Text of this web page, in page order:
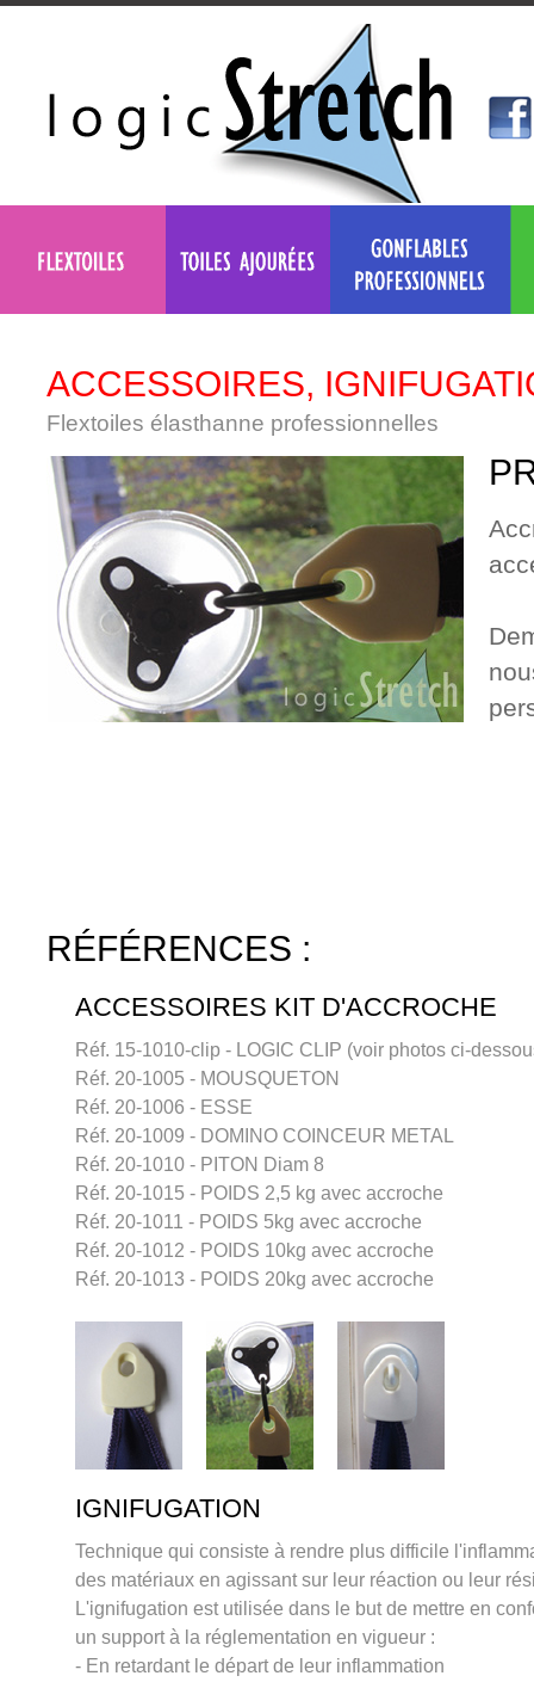
ACCESSOIRES,
Flextoiles élasthanne professionnelles
RÉFÉRENCES :
ACCESSOIRES KIT D'ACCROCHE
Réf. 15-1010-clip - LOGIC CLIP (voir photos ci-
Réf. 20-1005 - MOUSQUETON
Réf. 20-1006 - ESSE
Réf. 20-1009 - DOMINO COINCEUR METAL
Réf. 20-1010 - PITON Diam 8
Réf. 20-1015 - POIDS 2,5 kg avec accroche
Réf. 20-1011 - POIDS 5kg avec accroche
Réf. 20-1012 - POIDS 10kg avec accroche
Réf. 20-1013 - POIDS 20kg avec accroche
IGNIFUGATION
Technique qui consiste à rendre plus difficile
des matériaux en agissant sur leur réaction ou leur
L'ignifugation est utilisée dans le but de mettre en
un support à la réglementation en vigueur :
- En retardant le départ de leur inflammation